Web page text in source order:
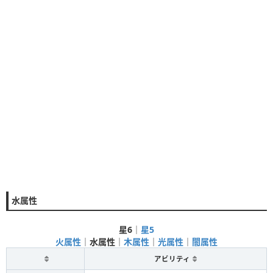
水属性
星6 ｜ 星5
火属性 ｜ 水属性 ｜ 木属性 ｜ 光属性 ｜ 闇属性
アビリティ